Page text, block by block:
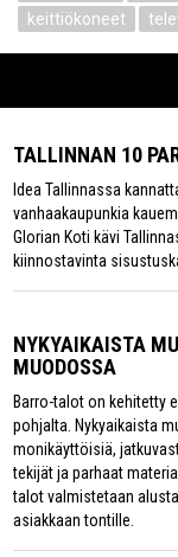
keittiökoneet
TALLINNAN 10
Idea Tallinnassa
vanhaakaupunkia
Glorian Koti kävi
kiinnostavinta
NYKYAIKAISTA
MUODOSSA
Barro-talot on kehitetty
pohjalta. Nykyaikaista
monikäyttöisiä,
tekijät ja parhaat
talot valmistetaan
asiakkaan tontille.